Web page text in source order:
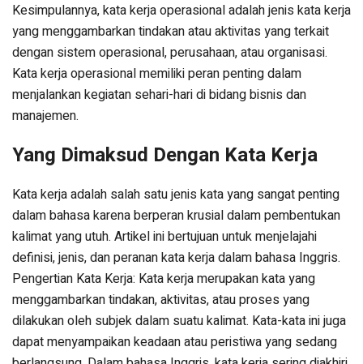
Kesimpulannya, kata kerja operasional adalah jenis kata kerja
yang menggambarkan tindakan atau aktivitas yang terkait
dengan sistem operasional, perusahaan, atau organisasi.
Kata kerja operasional memiliki peran penting dalam
menjalankan kegiatan sehari-hari di bidang bisnis dan
manajemen.
Yang Dimaksud Dengan Kata Kerja
Kata kerja adalah salah satu jenis kata yang sangat penting
dalam bahasa karena berperan krusial dalam pembentukan
kalimat yang utuh. Artikel ini bertujuan untuk menjelajahi
definisi, jenis, dan peranan kata kerja dalam bahasa Inggris.
Pengertian Kata Kerja: Kata kerja merupakan kata yang
menggambarkan tindakan, aktivitas, atau proses yang
dilakukan oleh subjek dalam suatu kalimat. Kata-kata ini juga
dapat menyampaikan keadaan atau peristiwa yang sedang